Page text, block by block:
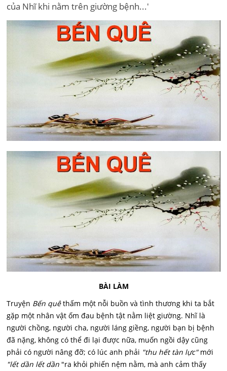
của Nhĩ khi nằm trên giường bệnh...'
BÀI LÀM
Truyện Bến quêthấm một nỗi buồn và tình thương khi ta bắt
gặp một nhân vật ốm đau bệnh tật nằm liệt giường. Nhĩ là
người chồng, người cha, người láng giềng, người bạn bị bệnh
đã nặng, không có thể đi lại được nữa, muốn ngồi dậy cũng
phải có người nâng đỡ; có lúc anh phải "thu hết tàn lực"mới
"lết dần lết dần "ra khỏi phiến nệm nằm, mà anh cảm thấy